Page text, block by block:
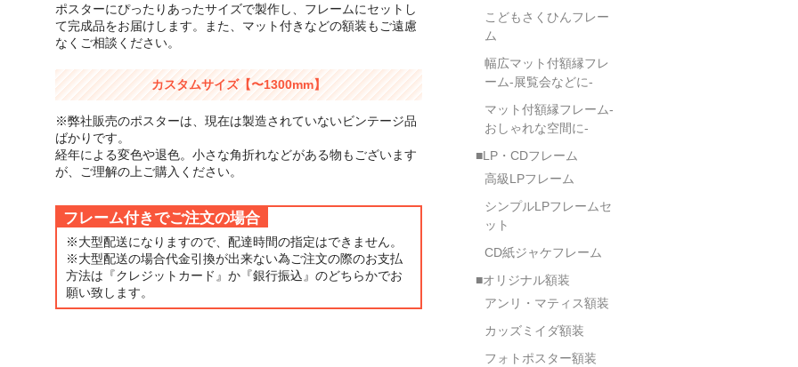
ポスターにぴったりあったサイズで製作し、フレームにセットし
て完成品をお届けします。また、マット付きなどの額装もご遠慮
なくご相談ください。
カスタムサイズ【〜1300mm】
※弊社販売のポスターは、現在は製造されていないビンテージ品
ばかりです。
経年による変色や退色。小さな角折れなどがある物もございます
が、ご理解の上ご購入ください。
フレーム付きでご注文の場合
※大型配送になりますので、配達時間の指定はできません。
※大型配送の場合代金引換が出来ない為ご注文の際のお支払
方法は『クレジットカード』か『銀行振込』のどちらかでお
願い致します。
こどもさくひんフレー
ム
幅広マット付額縁フレ
ーム-展覧会などに-
マット付額縁フレーム-
おしゃれな空間に-
■LP・CDフレーム
高級LPフレーム
シンプルLPフレームセ
ット
CD紙ジャケフレーム
■オリジナル額装
アンリ・マティス額装
カッズミイダ額装
フォトポスター額装